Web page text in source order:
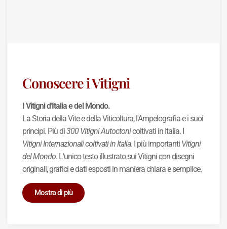
Conoscere i Vitigni
I Vitigni d'Italia e del Mondo.
La Storia della Vite e della Viticoltura, l'Ampelografia e i suoi
principi. Più di300 Vitigni Autoctonicoltivati in Italia. I
Vitigni Internazionali coltivati in Italia. I più importanti Vitigni
del Mondo. L'unico testo illustrato sui Vitigni con disegni
originali, grafici e dati esposti in maniera chiara e semplice.
Mostra di più